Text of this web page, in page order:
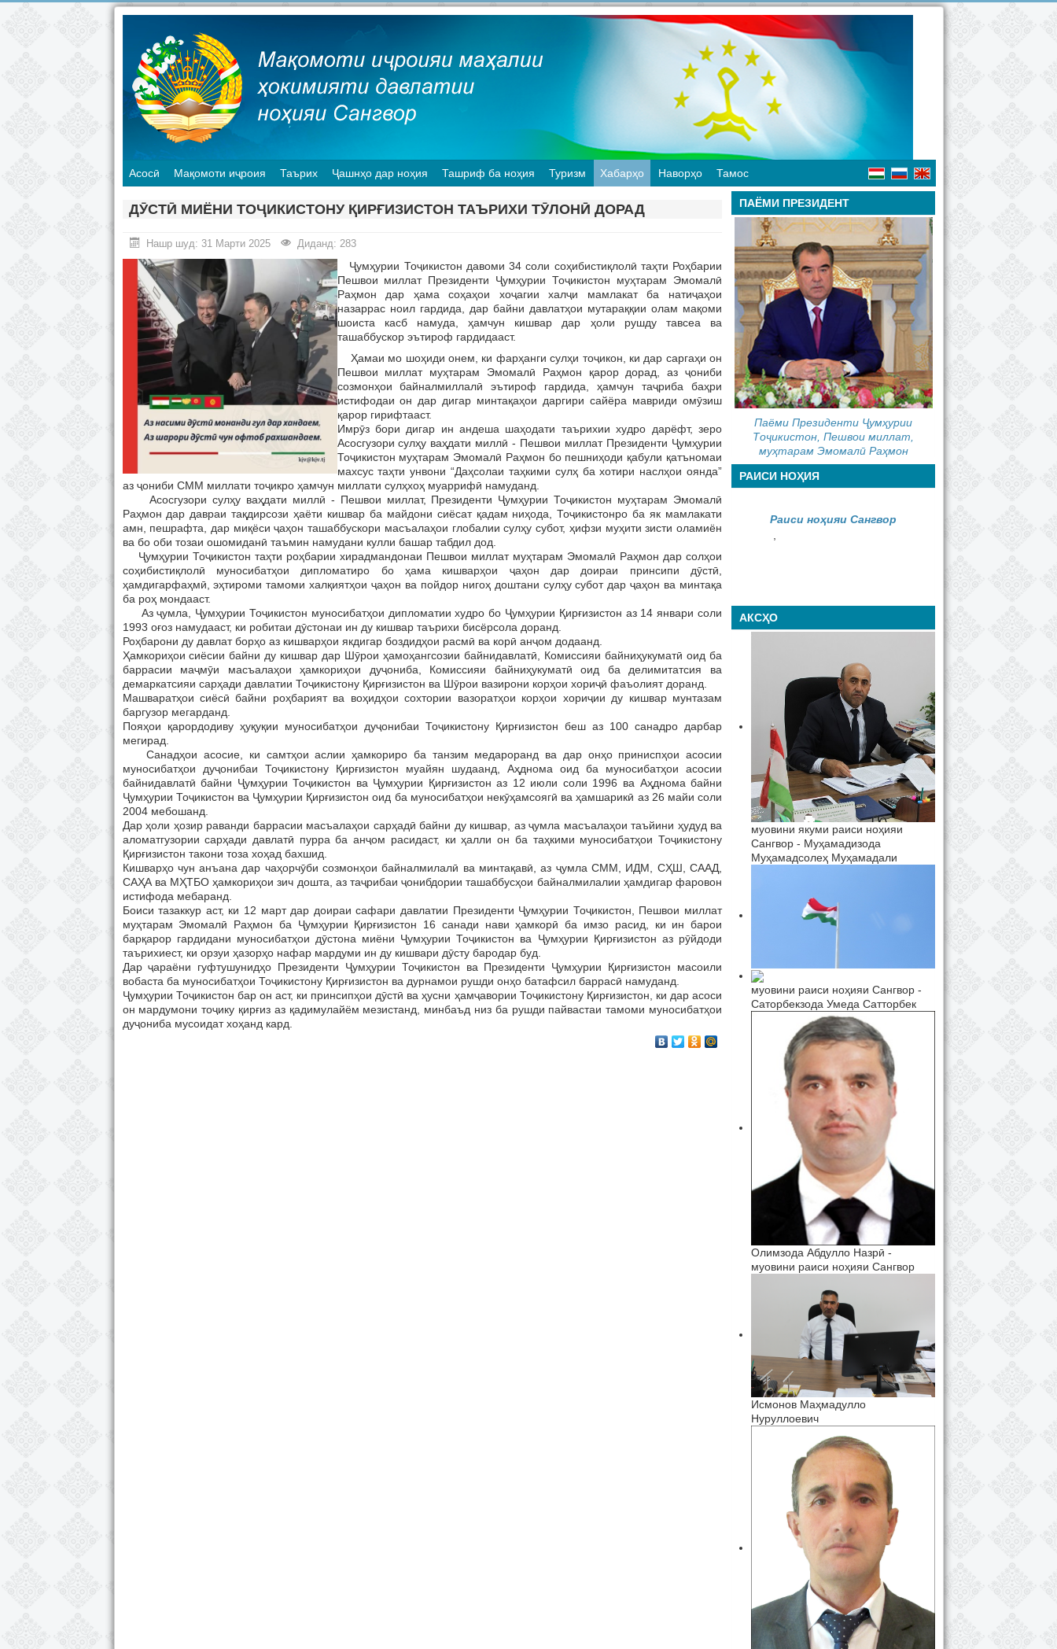
Асосӣ Мақомоти иҷроия Таърих Ҷашнҳо дар ноҳия Ташриф ба ноҳия Туризм Хабарҳо Наворҳо Тамос
ДӮСТӢ МИЁНИ ТОҶИКИСТОНУ ҚИРҒИЗИСТОН ТАЪРИХИ ТӮЛОНӢ ДОРАД
Нашр шуд: 31 Марти 2025 Диданд: 283
Ҷумҳурии Тоҷикистон давоми 34 соли соҳибистиқлолӣ таҳти Роҳбарии
Пешвои миллат Президенти Ҷумҳурии Тоҷикистон муҳтарам Эмомалӣ
Раҳмон дар ҳама соҳаҳои хоҷагии халҷи мамлакат ба натиҷаҳои
назаррас ноил гардида, дар байни давлатҳои мутараққии олам мақоми
шоиста касб намуда, ҳамчун кишвар дар ҳоли рушду тавсеа ва
ташаббускор эътироф гардидааст.
Ҳамаи мо шоҳиди онем, ки фарҳанги сулҳи тоҷикон, ки дар саргаҳи он
Пешвои миллат муҳтарам Эмомалӣ Раҳмон қарор дорад, аз ҷониби
созмонҳои байналмиллалӣ эътироф гардида, ҳамчун таҷриба баҳри
истифодаи он дар дигар минтақаҳои даргири сайёра мавриди омӯзиш
қарор гирифтааст.
Имрӯз бори дигар ин андеша шаҳодати таърихии худро дарёфт, зеро
Асосгузори сулҳу ваҳдати миллӣ - Пешвои миллат Президенти Ҷумҳурии
Тоҷикистон муҳтарам Эмомалӣ Раҳмон бо пешниҳоди қабули қатъномаи
махсус таҳти унвони “Даҳсолаи таҳкими сулҳ ба хотири наслҳои оянда”
аз ҷониби СММ миллати тоҷикро ҳамчун миллати сулҳхоҳ муаррифӣ намуданд.
Асосгузори сулҳу ваҳдати миллӣ - Пешвои миллат, Президенти Ҷумҳурии Тоҷикистон муҳтарам Эмомалӣ
Раҳмон дар давраи тақдирсози ҳаёти кишвар ба майдони сиёсат қадам ниҳода, Тоҷикистонро ба як мамлакати
амн, пешрафта, дар миқёси ҷаҳон ташаббускори масъалаҳои глобалии сулҳу субот, ҳифзи муҳити зисти оламиён
ва бо оби тозаи ошомиданӣ таъмин намудани кулли башар табдил дод.
Ҷумҳурии Тоҷикистон таҳти роҳбарии хирадмандонаи Пешвои миллат муҳтарам Эмомалӣ Раҳмон дар солҳои
соҳибистиқлолӣ муносибатҳои дипломатиро бо ҳама кишварҳои ҷаҳон дар доираи принсипи дӯстӣ,
ҳамдигарфаҳмӣ, эҳтироми тамоми халқиятҳои ҷаҳон ва пойдор нигоҳ доштани сулҳу субот дар ҷаҳон ва минтақа
ба роҳ мондааст.
Аз ҷумла, Ҷумҳурии Тоҷикистон муносибатҳои дипломатии худро бо Ҷумҳурии Қирғизистон аз 14 январи соли
1993 оғоз намудааст, ки робитаи дӯстонаи ин ду кишвар таърихи бисёрсола доранд.
Роҳбарони ду давлат борҳо аз кишварҳои якдигар боздидҳои расмӣ ва корӣ анҷом додаанд.
Ҳамкориҳои сиёсии байни ду кишвар дар Шӯрои ҳамоҳангсозии байнидавлатӣ, Комиссияи байниҳукуматӣ оид ба
баррасии маҷмӯи масъалаҳои ҳамкориҳои дуҷониба, Комиссияи байниҳукуматӣ оид ба делимитатсия ва
демаркатсияи сарҳади давлатии Тоҷикистону Қирғизистон ва Шӯрои вазирони корҳои хориҷӣ фаъолият доранд.
Машваратҳои сиёсӣ байни роҳбарият ва воҳидҳои сохтории вазоратҳои корҳои хориҷии ду кишвар мунтазам
баргузор мегарданд.
Пояҳои қарордодиву ҳуқуқии муносибатҳои дуҷонибаи Тоҷикистону Қирғизистон беш аз 100 санадро дарбар
мегирад.
Санадҳои асосие, ки самтҳои аслии ҳамкориро ба танзим медароранд ва дар онҳо приниспҳои асосии
муносибатҳои дуҷонибаи Тоҷикистону Қирғизистон муайян шудаанд, Аҳднома оид ба муносибатҳои асосии
байнидавлатӣ байни Ҷумҳурии Тоҷикистон ва Ҷумҳурии Қирғизистон аз 12 июли соли 1996 ва Аҳднома байни
Ҷумҳурии Тоҷикистон ва Ҷумҳурии Қирғизистон оид ба муносибатҳои некӯҳамсоягӣ ва ҳамшарикӣ аз 26 майи соли
2004 мебошанд.
Дар ҳоли ҳозир раванди баррасии масъалаҳои сарҳадӣ байни ду кишвар, аз ҷумла масъалаҳои таъйини ҳудуд ва
аломатгузории сарҳади давлатӣ пурра ба анҷом расидаст, ки ҳалли он ба таҳкими муносибатҳои Тоҷикистону
Қирғизистон такони тоза хоҳад бахшид.
Кишварҳо чун анъана дар чаҳорчӯби созмонҳои байналмилалӣ ва минтақавӣ, аз ҷумла СММ, ИДМ, СҲШ, СААД,
САҲА ва МҲТБО ҳамкориҳои зич дошта, аз таҷрибаи ҷонибдории ташаббусҳои байналмилалии ҳамдигар фаровон
истифода мебаранд.
Боиси тазаккур аст, ки 12 март дар доираи сафари давлатии Президенти Ҷумҳурии Тоҷикистон, Пешвои миллат
муҳтарам Эмомалӣ Раҳмон ба Ҷумҳурии Қирғизистон 16 санади нави ҳамкорӣ ба имзо расид, ки ин барои
барқарор гардидани муносибатҳои дӯстона миёни Ҷумҳурии Тоҷикистон ва Ҷумҳурии Қирғизистон аз рӯйдоди
таърихиест, ки орзуи ҳазорҳо нафар мардуми ин ду кишвари дӯсту бародар буд.
Дар ҷараёни гуфтушунидҳо Президенти Ҷумҳурии Тоҷикистон ва Президенти Ҷумҳурии Қирғизистон масоили
вобаста ба муносибатҳои Тоҷикистону Қирғизистон ва дурнамои рушди онҳо батафсил баррасӣ намуданд.
Ҷумҳурии Тоҷикистон бар он аст, ки принсипҳои дӯстӣ ва ҳусни ҳамҷавории Тоҷикистону Қирғизистон, ки дар асоси
он мардумони тоҷику қирғиз аз қадимулайём мезистанд, минбаъд низ ба рушди пайвастаи тамоми муносибатҳои
дуҷониба мусоидат хоҳанд кард.
ПАЁМИ ПРЕЗИДЕНТ
Паёми Президенти Ҷумҳурии
Тоҷикистон, Пешвои миллат,
муҳтарам Эмомалӣ Раҳмон
РАИСИ НОҲИЯ
Раиси ноҳияи Сангвор
,
АКСҲО
муовини якуми раиси ноҳияи
Сангвор - Муҳамадизода
Муҳамадсолеҳ Муҳамадали
муовини раиси ноҳияи Сангвор -
Саторбекзода Умеда Сатторбек
Олимзода Абдулло Назрӣ -
муовини раиси ноҳияи Сангвор
Исмонов Маҳмадулло
Нуруллоевич